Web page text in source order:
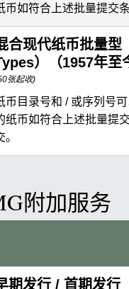
币如符合上述批量提交
合现代纸币批量
）（1957年至
张起收)
币目录号和 / 或序列号
纸币如符合上述批量提
。
附加服务
期发行 / 首期发